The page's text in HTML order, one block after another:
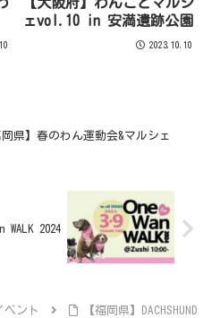
【大阪府】わんことマルシ
ェvol.10 in 安満遺跡公園
2023.10.10
岡県】春のわん運動会&マルシェ
WALK 2024
ベント
【福岡県】DACHSHUND